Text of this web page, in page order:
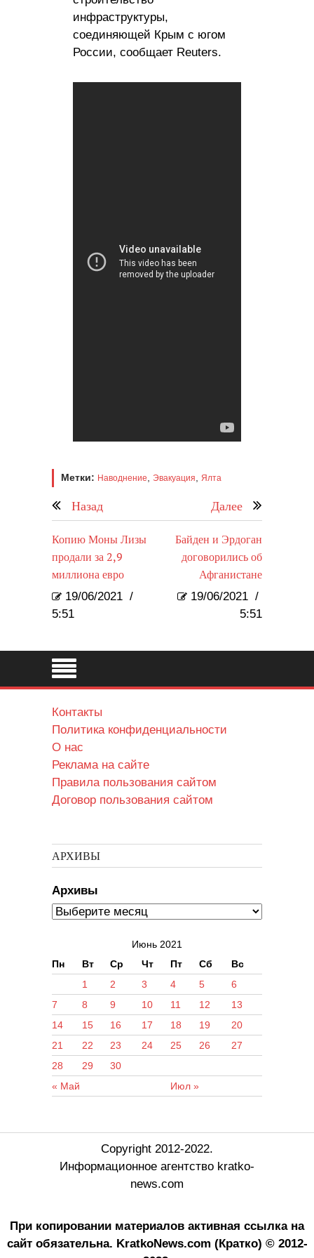
инфраструктуры,
соединяющей Крым с югом
России, сообщает Reuters.
Метки: Наводнение Эвакуация Ялта
Назад Далее
Копию Моны Лизы
продали за 2,9
миллиона евро
19/06/2021 /
5:51
Байден и Эрдоган
договорились об
Афганистане
19/06/2021 /
5:51
Контакты
Политика конфиденциальности
О нас
Реклама на сайте
Правила пользования сайтом
Договор пользования сайтом
АРХИВЫ
Архивы
Июнь 2021
Пн
Вт Ср Чт Пт Сб Вс
« Май Июл »
1 2 3 4 5
6
7
8 9 10 11 12
13
14
15 16 17 18 19
20
21
22 23 24 25 26
27
28
29 30
Copyright 2012-2022.
Информационное агентство kratko-
news.com
При копировании материалов активная ссылка на
сайт обязательна. KratkoNews.com (Кратко) © 2012-